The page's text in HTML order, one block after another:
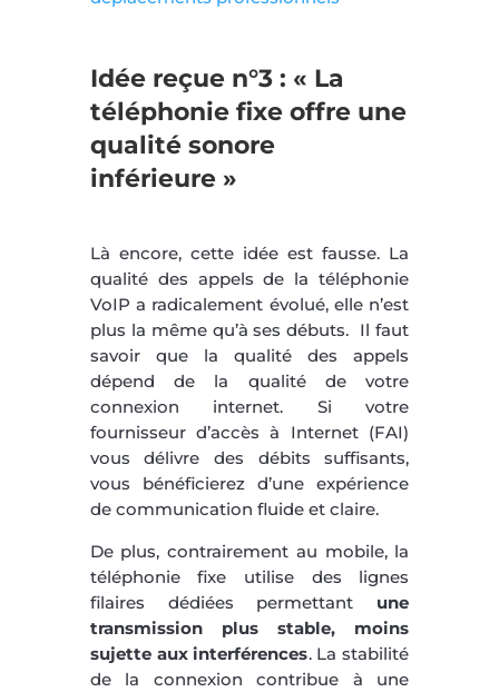
Idée reçue n°3 : « La
téléphonie fixe offre une
qualité sonore
inférieure »
Là encore, cette idée est fausse. La
qualité des appels de la téléphonie
VoIP a radicalement évolué, elle n’est
plus la même qu’à ses débuts. Il faut
savoir que la qualité des appels
dépend de la qualité de votre
connexion internet. Si votre
fournisseur d’accès à Internet (FAI)
vous délivre des débits suffisants,
vous bénéficierez d’une expérience
de communication fluide et claire.
De plus, contrairement au mobile, la
téléphonie fixe utilise des lignes
filaires dédiées permettant une
transmission plus stable, moins
sujette aux interférences. La stabilité
de la connexion contribue à une